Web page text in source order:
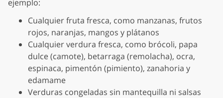
ejemplo:
Cualquier fruta fresca, como manzanas, frutos
rojos, naranjas, mangos y plátanos
Cualquier verdura fresca, como brócoli, papa
dulce (camote), betarraga (remolacha), ocra,
espinaca, pimentón (pimiento), zanahoria y
edamame
Verduras congeladas sin mantequilla ni salsas